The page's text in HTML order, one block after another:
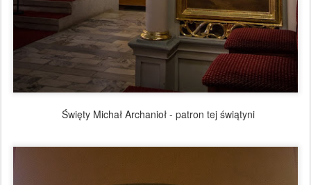
Święty Michał Archanioł - patron tej świątyni